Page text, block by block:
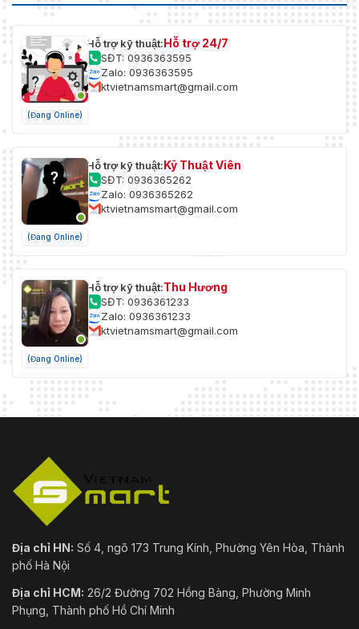
(Đang Online)
Hỗ trợ kỹ thuật:Hỗ trợ 24/7
SĐT: 0936363595
Zalo: 0936363595
ktvietnamsmart@gmail.com
(Đang Online)
Hỗ trợ kỹ thuật:Kỹ Thuật Viên
SĐT: 0936365262
Zalo: 0936365262
ktvietnamsmart@gmail.com
(Đang Online)
Hỗ trợ kỹ thuật:Thu Hương
SĐT: 0936361233
Zalo: 0936361233
ktvietnamsmart@gmail.com
Địa chỉ HN: Số 4, ngõ 173 Trung Kính, Phường Yên Hòa, Thành
phố Hà Nội
Địa chỉ HCM: 26/2 Đường 702 Hồng Bàng, Phường Minh
Phụng, Thành phố Hồ Chí Minh